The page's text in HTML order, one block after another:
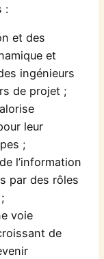
:
et des
et
ingénieurs
de projet ;
leur
;
l’information
par des rôles
voie
de